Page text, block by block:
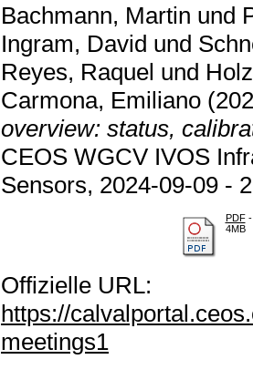
Bachmann, Martin und
Ingram, David und
Reyes, Raquel und
Carmona, Emiliano
overview: status,
CEOS WGCV IVOS
Sensors, 2024-09-09 -
PDF-
4MB
Offizielle URL:
https://
meetings1